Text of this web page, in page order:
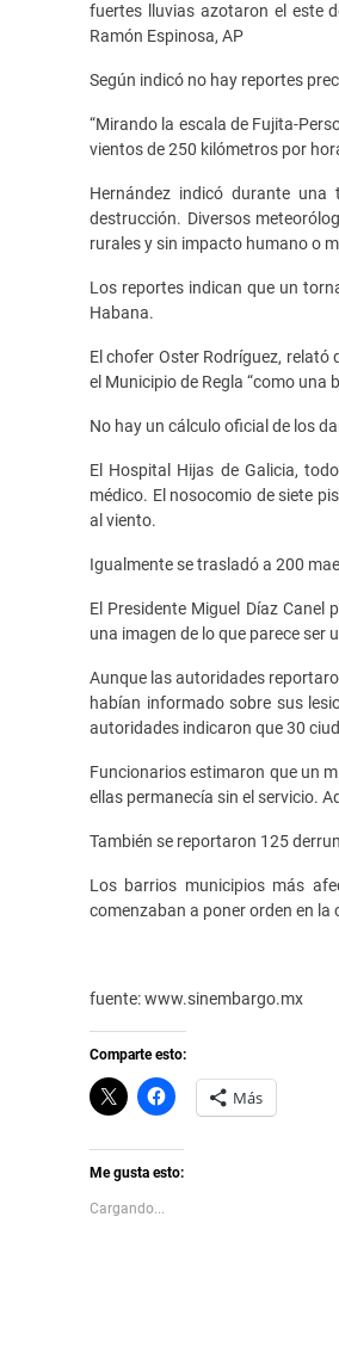
fuertes lluvias azotaron el este
Ramón Espinosa, AP
Según indicó no hay reportes
“Mirando la escala de Fujita-
vientos de 250 kilómetros por
Hernández indicó durante
destrucción. Diversos
rurales y sin impacto humano o
Los reportes indican que un
Habana.
El chofer Oster Rodríguez,
el Municipio de Regla “como una
No hay un cálculo oficial de los
El Hospital Hijas de Galicia,
médico. El nosocomio de siete
al viento.
Igualmente se trasladó a 200
El Presidente Miguel Díaz
una imagen de lo que parece ser
Aunque las autoridades
habían informado sobre sus
autoridades indicaron que 30
Funcionarios estimaron que un
ellas permanecía sin el servicio.
También se reportaron 125
Los barrios municipios más
comenzaban a poner orden en la
fuente: www.sinembargo.mx
Comparte esto:
C
l
k
t
o
s
h
H
a
l
i
Más
Me gusta esto:
Cargando...